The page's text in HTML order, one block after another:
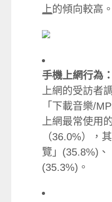
上的傾向較高。
手機上網行為
上網的受訪者
「下載音樂/
上網最常使用
（36.0%），
覽」(35.8%)、
(35.3%)。